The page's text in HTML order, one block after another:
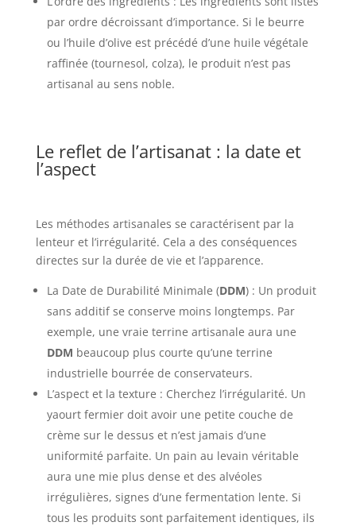
par ordre décroissant d’importance. Si le beurre
ou l’huile d’olive est précédé d’une huile végétale
raffinée (tournesol, colza), le produit n’est pas
artisanal au sens noble.
Le reflet de l’artisanat : la date et
l’aspect
Les méthodes artisanales se caractérisent par la
lenteur et l’irrégularité. Cela a des conséquences
directes sur la durée de vie et l’apparence.
La Date de Durabilité Minimale (DDM) : Un produit
sans additif se conserve moins longtemps. Par
exemple, une vraie terrine artisanale aura une
DDM beaucoup plus courte qu’une terrine
industrielle bourrée de conservateurs.
L’aspect et la texture : Cherchez l’irrégularité. Un
yaourt fermier doit avoir une petite couche de
crème sur le dessus et n’est jamais d’une
uniformité parfaite. Un pain au levain véritable
aura une mie plus dense et des alvéoles
irrégulières, signes d’une fermentation lente. Si
tous les produits sont parfaitement identiques, ils